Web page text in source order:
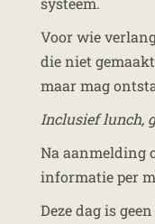
Voor wie
die niet
maar mag
Inclusief lunch,
Na aanmelding
informatie per
Deze dag is